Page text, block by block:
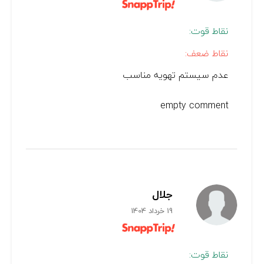
نقاط قوت:
نقاط ضعف:
عدم سیستم تهویه مناسب
empty comment
جلال
19 خرداد 1404
نقاط قوت: